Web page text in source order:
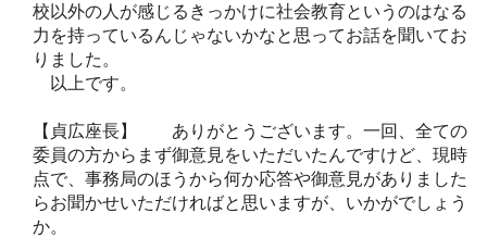
校以外の人が感じるきっかけに社会教育というのはなる
力を持っているんじゃないかなと思ってお話を聞いてお
りました。
以上です。
【貞広座長】 ありがとうございます。一回、全ての
委員の方からまず御意見をいただいたんですけど、現時
点で、事務局のほうから何か応答や御意見がありました
らお聞かせいただければと思いますが、いかがでしょう
か。